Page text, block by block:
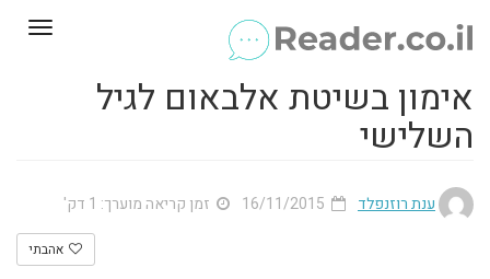
אימון בשיטת אלבאום לגיל
השלישי
ענת רוזנפלד זמן קריאה מוערך: 1 דק'
אהבתי